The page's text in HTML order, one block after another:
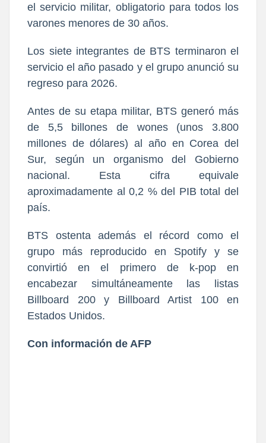
el servicio militar, obligatorio para todos los
varones menores de 30 años.
Los siete integrantes de BTS terminaron el
servicio el año pasado y el grupo anunció su
regreso para 2026.
Antes de su etapa militar, BTS generó más
de 5,5 billones de wones (unos 3.800
millones de dólares) al año en Corea del
Sur, según un organismo del Gobierno
nacional. Esta cifra equivale
aproximadamente al 0,2 % del PIB total del
país.
BTS ostenta además el récord como el
grupo más reproducido en Spotify y se
convirtió en el primero de k-pop en
encabezar simultáneamente las listas
Billboard 200 y Billboard Artist 100 en
Estados Unidos.
Con información de AFP